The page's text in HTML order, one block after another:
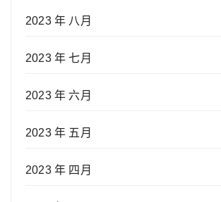
2023 年 八月
2023 年 七月
2023 年 六月
2023 年 五月
2023 年 四月